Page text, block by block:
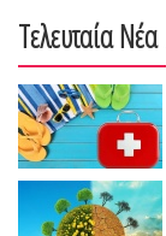
Τελευταία Νέα